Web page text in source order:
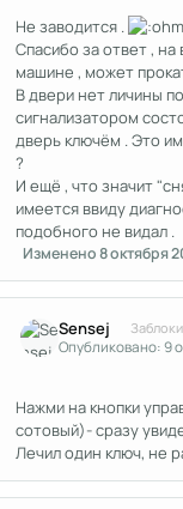
Не заводится .
Спасибо за ответ ,
машине , может
В двери нет личины
сигнализатором
дверь ключём . Это
?
И ещё , что значит
имеется ввиду
подобного не видал .
Изменено8 октября
Sensej
Опубликовано:9
Нажми на кнопки
сотовый)- сразу
Лечил один ключ, не